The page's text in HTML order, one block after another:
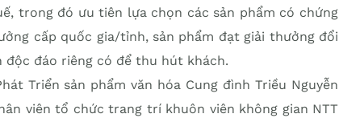
trong đó ưu tiên lựa chọn các sản phẩm có chứng
cấp quốc gia/tỉnh, sản phẩm đạt giải thưởng đổi
độc đáo riêng có để thu hút khách.
Triển sản phẩm văn hóa Cung đình Triều Nguyễn
viên tổ chức trang trí khuôn viên không gian NTT